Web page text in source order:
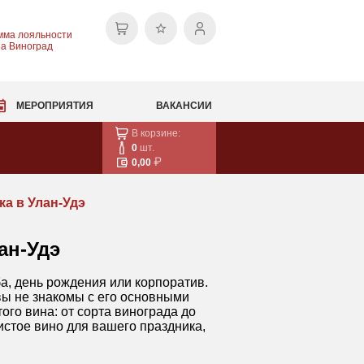
лояльности
Виноград
МЕРОПРИЯТИЯ ВАКАНСИИ
В корзине:
0 шт.
0,00
в Улан-Удэ
Удэ
день рождения или корпоратив.
не знакомы с его основными
вина: от сорта винограда до
вино для вашего праздника,